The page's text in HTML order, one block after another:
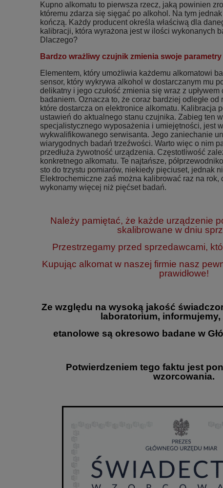
Kupno alkomatu to pierwsza rzecz, jaką powinien
któremu zdarza się sięgać po alkohol. Na tym
kończą. Każdy producent określa właściwą dla
kalibracji, która wyrażona jest w ilości wykonanych
Dlaczego?
Bardzo wrażliwy czujnik zmienia swoje
Elementem, który umożliwia każdemu alkomatowi
sensor, który wykrywa alkohol w dostarczanym mu
delikatny i jego czułość zmienia się wraz z
badaniem. Oznacza to, że coraz bardziej odległe
które dostarcza on elektronice alkomatu. Kalibracja
ustawień do aktualnego stanu czujnika. Zabieg ten
specjalistycznego wyposażenia i umiejętności, jest
wykwalifikowanego serwisanta. Jego zaniechanie
wiarygodnych badań trzeźwości. Warto więc o nim
przedłuża żywotność urządzenia. Częstotliwość
konkretnego alkomatu. Te najtańsze,
sto do trzystu pomiarów, niekiedy pięciuset, jednak
Elektrochemiczne zaś można kalibrować raz na rok,
wykonamy więcej niż pięćset badań.
Należy pamiętać, że każde urządzenie
skalibrowane w dniu
Przestrzegamy przed sprzedawcami,
Kupując alkomat w naszej firmie nasz
prawidłowe!
Ze względu na wysoką jakość
laboratorium, informujemy,
etanolowe są okresowo badane w
Potwierdzeniem tego faktu jest
wzorcowania.